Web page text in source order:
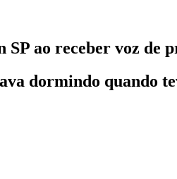
ao receber voz de
dormindo quando